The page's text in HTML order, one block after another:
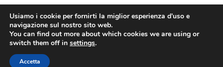
Facebook
X You Instagram
Usiamo i cookie per fornirti la miglior esperienza d'uso e
navigazione sul nostro sito web.
You can find out more about which cookies we are using or
switch them off in settings.
Accetta